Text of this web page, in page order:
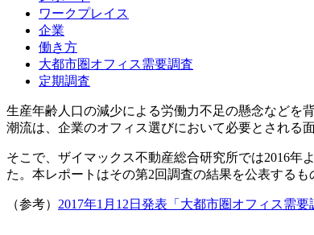
ワークプレイス
企業
働き方
大都市圏オフィス需要調査
定期調査
生産年齢人口の減少による労働力不足の懸念などを
潮流は、企業のオフィス選びにおいて必要とされる
そこで、ザイマックス不動産総合研究所では2016
た。本レポートはその第2回調査の結果を公表するも
（参考） 2017年1月12日発表「大都市圏オフィス需要